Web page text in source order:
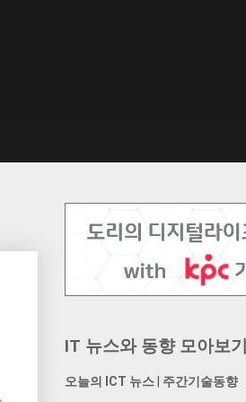
IT 뉴스와 동향 모아보기
오늘의 ICT 뉴스 주간기술동향